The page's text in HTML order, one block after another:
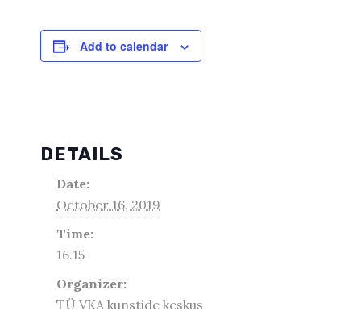
Add to calendar
DETAILS
Date:
October 16, 2019
Time:
16.15
Organizer:
TÜ VKA kunstide keskus